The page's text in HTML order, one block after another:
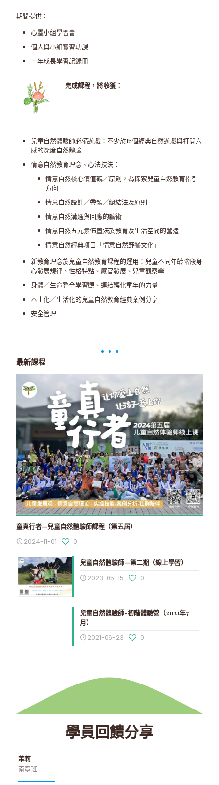
期間提供：
心靈小組學習會
個人與小組實習功課
一年成長學習記錄冊
完成課程，將收獲：
兒童自然體驗師必備遊戲：不少於15個經典自然遊戲與打開六
感的深度自然體驗
情意自然教育理念、心法技法：
情意自然核心價值觀／原則，為探索兒童自然教育指引
方向
情意自然設計／帶領／總結法及原則
情意自然溝通與回應的藝術
情意自然五元素佈置法於教育及生活空間的營造
情意自然經典項目「情意自然野餐文化」
新教育理念於兒童自然教育課程的運用：兒童不同年齡階段身
心發展規律、性格特點、感官發展、兒童觀察學
身體／生命整全學習觀、連結轉化童年的力量
本土化／生活化的兒童自然教育經典案例分享
安全管理
最新課程
童真行者—兒童自然體驗師課程（第五屆）
2024-11-01 0
兒童自然體驗師—第二期（線上學習）
2023-05-15 0
兒童自然體驗師-初階體驗營（2021年7
月）
2021-06-23 0
學員回饋分享
茉莉
南寧班